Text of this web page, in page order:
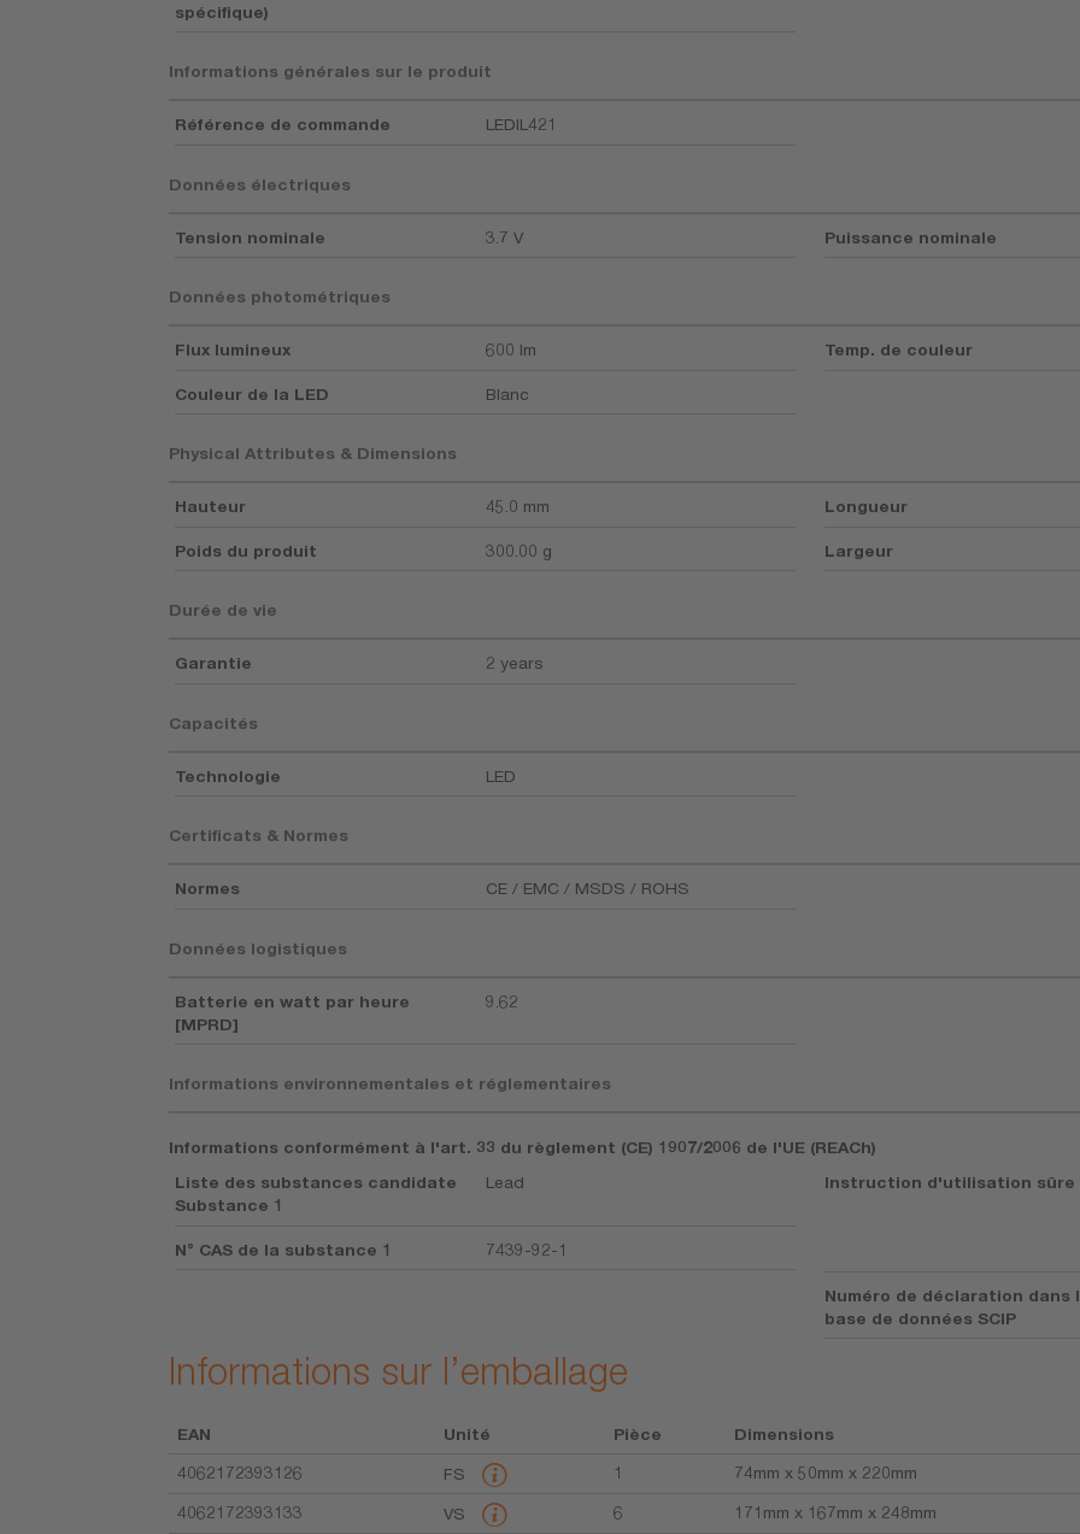
spécifique)
Informations générales sur le produit
Référence de commande LEDIL421
Données électriques
Tension nominale 3.7 V Puissance nominale
Données photométriques
Flux lumineux 600 lm
Couleur de la LED Blanc
Temp. de couleur
Physical Attributes & Dimensions
Hauteur 45.0 mm
Poids du produit 300.00 g
Longueur
Largeur
Durée de vie
Garantie 2 years
Capacités
Technologie LED
Certificats & Normes
Normes CE / EMC / MSDS / ROHS
Données logistiques
Batterie en watt par heure
[MPRD]
9.62
Informations environnementales et réglementaires
Informations conformément à l'art. 33 du règlement (CE) 1907/2006 de l'UE (REACh)
Liste des substances candidate
Substance 1
Lead
N° CAS de la substance 1 7439-92-1
Instruction d'utilisation sûre
Numéro de déclaration dans
base de données SCIP
Informations sur l’emballage
EAN Unité Pièce Dimensions
4062172393126
FS 1 74mm x 50mm x 220mm
4062172393133 VS 6 171mm x 167mm x 248mm